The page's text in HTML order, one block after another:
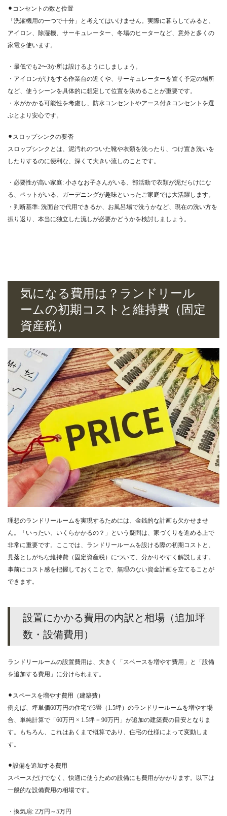
⚫︎コンセントの数と位置
「洗濯機用の一つで十分」と考えてはいけません。実際に暮らしてみると、
アイロン、除湿機、サーキュレーター、冬場のヒーターなど、意外と多くの
家電を使います。
・最低でも2〜3か所は設けるようにしましょう。
・アイロンがけをする作業台の近くや、サーキュレーターを置く予定の場所
など、使うシーンを具体的に想定して位置を決めることが重要です。
・水がかかる可能性を考慮し、防水コンセントやアース付きコンセントを選
ぶとより安心です。
⚫︎スロップシンクの要否
スロップシンクとは、泥汚れのついた靴や衣類を洗ったり、つけ置き洗いを
したりするのに便利な、深くて大きい流しのことです。
・必要性が高い家庭: 小さなお子さんがいる、部活動で衣類が泥だらけにな
る、ペットがいる、ガーデニングが趣味といったご家庭では大活躍します。
・判断基準: 洗面台で代用できるか、お風呂場で洗うかなど、現在の洗い方を
振り返り、本当に独立した流しが必要かどうかを検討しましょう。
気になる費用は？ランドリール
ームの初期コストと維持費（固定
資産税）
理想のランドリールームを実現するためには、金銭的な計画も欠かせませ
ん。「いったい、いくらかかるの？」という疑問は、家づくりを進める上で
非常に重要です。ここでは、ランドリールームを設ける際の初期コストと、
見落としがちな維持費（固定資産税）について、分かりやすく解説します。
事前にコスト感を把握しておくことで、無理のない資金計画を立てることが
できます。
設置にかかる費用の内訳と相場（追加坪
数・設備費用）
ランドリールームの設置費用は、大きく「スペースを増やす費用」と「設備
を追加する費用」に分けられます。
⚫︎スペースを増やす費用（建築費）
例えば、坪単価60万円の住宅で3畳（1.5坪）のランドリールームを増やす場
合、単純計算で「60万円 × 1.5坪 = 90万円」が追加の建築費の目安となりま
す。もちろん、これはあくまで概算であり、住宅の仕様によって変動しま
す。
⚫︎設備を追加する費用
スペースだけでなく、快適に使うための設備にも費用がかかります。以下は
一般的な設備費用の相場です。
・換気扇: 2万円～5万円